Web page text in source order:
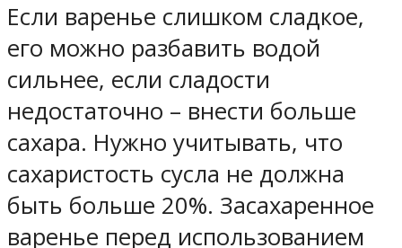
Если варенье слишком сладкое,
его можно разбавить водой
сильнее, если сладости
недостаточно – внести больше
сахара. Нужно учитывать, что
сахаристость сусла не должна
быть больше 20%. Засахаренное
варенье перед использованием